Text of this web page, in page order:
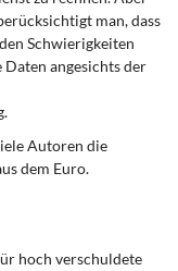
man, dass
Schwierigkeiten
Daten angesichts der
Autoren die
dem Euro.
hoch verschuldete